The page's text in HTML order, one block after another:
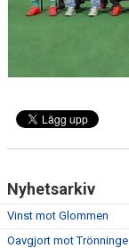
Nyhetsarkiv
Vinst mot Glommen
Oavgjort mot Trönninge